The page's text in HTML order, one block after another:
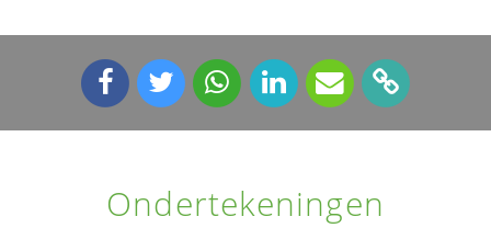
Ondertekeningen